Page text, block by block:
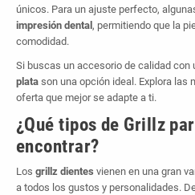
únicos. Para un ajuste perfecto,
impresión dental , permitiendo que la
comodidad.
Si buscas un accesorio de calidad con
plata son una opción ideal. Explora las
oferta que mejor se adapte a ti.
¿Qué tipos de Grillz
encontrar?
Los grillz dientes vienen en una gran
a todos los gustos y personalidades.